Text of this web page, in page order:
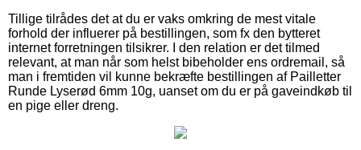
Tillige tilrådes det at du er vaks omkring de mest vitale
forhold der influerer på bestillingen, som fx den bytteret
internet forretningen tilsikrer. I den relation er det tilmed
relevant, at man når som helst bibeholder ens ordremail, så
man i fremtiden vil kunne bekræfte bestillingen af Pailletter
Runde Lyserød 6mm 10g, uanset om du er på gaveindkøb til
en pige eller dreng.